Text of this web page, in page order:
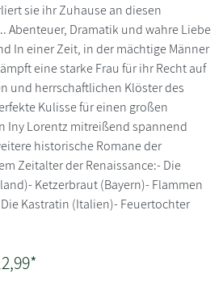
sie ihr Zuhause an diesen
Abenteuer, Dramatik und wahre Liebe
In einer Zeit, in der mächtige Männer
eine starke Frau für ihr Recht auf
und herrschaftlichen Klöster des
Kulisse für einen großen
Iny Lorentz mitreißend spannend
historische Romane der
Zeitalter der Renaissance:- Die
Ketzerbraut (Bayern)- Flammen
Kastratin (Italien)- Feuertochter